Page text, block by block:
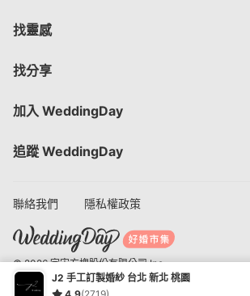
J2 手工訂製婚紗 台北 新北 桃園
找靈感
找分享
加入 WeddingDay
追蹤 WeddingDay
聯絡我們 隱私權政策
© 2026 宇宙方塊股份有限公司 Inc.